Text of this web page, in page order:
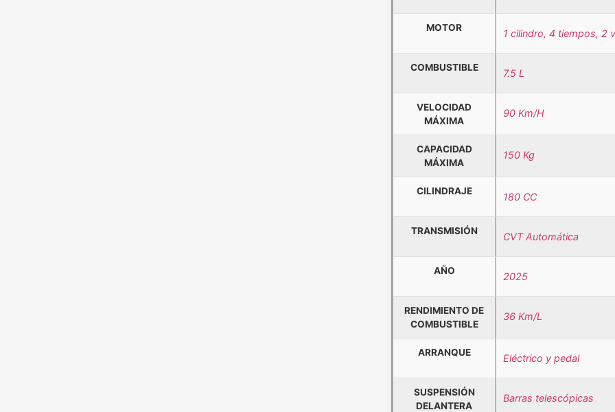
MOTOR 1 cilindro, 4 tiempos, 2
COMBUSTIBLE 7.5 L
VELOCIDAD
MÁXIMA
90 Km/H
CAPACIDAD
MÁXIMA
150 Kg
CILINDRAJE 180 CC
TRANSMISIÓN CVT Automática
AÑO 2025
RENDIMIENTO DE
COMBUSTIBLE
36 Km/L
ARRANQUE Eléctrico y pedal
SUSPENSIÓN
DELANTERA
Barras telescópicas